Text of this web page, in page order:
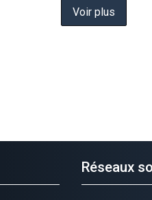
Voir plus
Réseaux